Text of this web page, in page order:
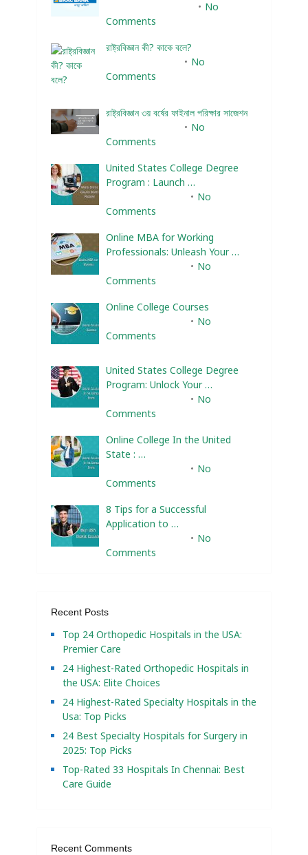
No
Comments
রাষ্ট্রবিজ্ঞান কী? কাকে বলে?
No
Comments
রাষ্ট্রবিজ্ঞান ৩য় বর্ষের ফাইনাল পরিক্ষার সাজেশন
No
Comments
United States College Degree
Program : Launch …
No
Comments
Online MBA for Working
Professionals: Unleash Your …
No
Comments
Online College Courses
No
Comments
United States College Degree
Program: Unlock Your …
No
Comments
Online College In the United
State : …
No
Comments
8 Tips for a Successful
Application to …
No
Comments
Recent Posts
Top 24 Orthopedic Hospitals in the USA:
Premier Care
24 Highest-Rated Orthopedic Hospitals in
the USA: Elite Choices
24 Highest-Rated Specialty Hospitals in the
Usa: Top Picks
24 Best Specialty Hospitals for Surgery in
2025: Top Picks
Top-Rated 33 Hospitals In Chennai: Best
Care Guide
Recent Comments